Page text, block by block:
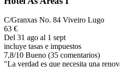
C/Granxas No. 84 Viveiro Lugo
63 €
Del 31 ago al 1 sept
incluye tasas e impuestos
7,8/10 Bueno (35 comentarios)
"La verdad es que necesita una